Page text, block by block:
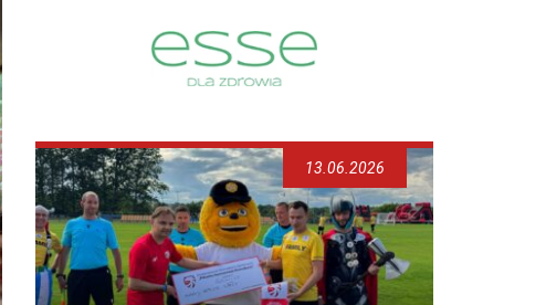
13.06.2026